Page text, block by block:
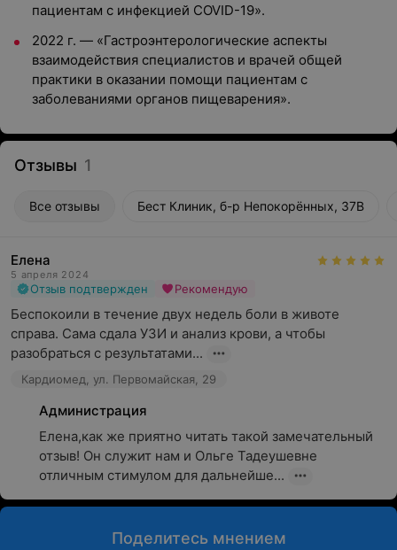
пациентам с инфекцией COVID-19».
2022 г. — «Гастроэнтерологические аспекты
взаимодействия специалистов и врачей общей
практики в оказании помощи пациентам с
заболеваниями органов пищеварения».
Отзывы 1
Все отзывы Бест Клиник, б-р Непокорённых, 37В
Елена
5 апреля 2024
Отзыв подтвержден Рекомендую
Беспокоили в течение двух недель боли в животе
справа. Сама сдала УЗИ и анализ крови, а чтобы
разобраться с результатами...
Кардиомед, ул. Первомайская, 29
Администрация
Елена,как же приятно читать такой замечательный
отзыв! Он служит нам и Ольге Тадеушевне
отличным стимулом для дальнейше...
Поделитесь мнением